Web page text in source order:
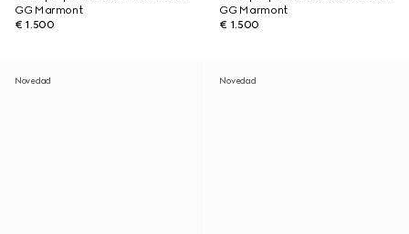
GG Marmont
€ 1.500
GG Marmont
€ 1.500
Novedad Novedad